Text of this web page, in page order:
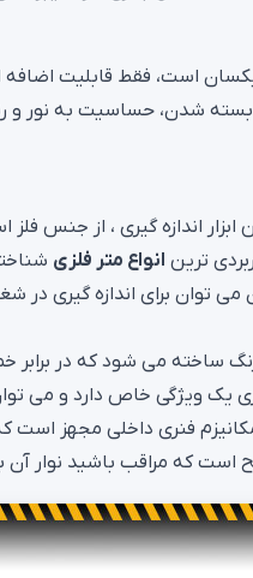
یکسان است، فقط قابلیت
شدن، حساسیت به نور و
اندازه گیری ، از جنس
ترین انواع متر فلزی
توان برای اندازه گیری در
ضد زنگ ساخته می شود که در
یک ویژگی خاص دارد و می
مکانیزم فنری داخلی مجهز است
است که مراقب باشید نوار